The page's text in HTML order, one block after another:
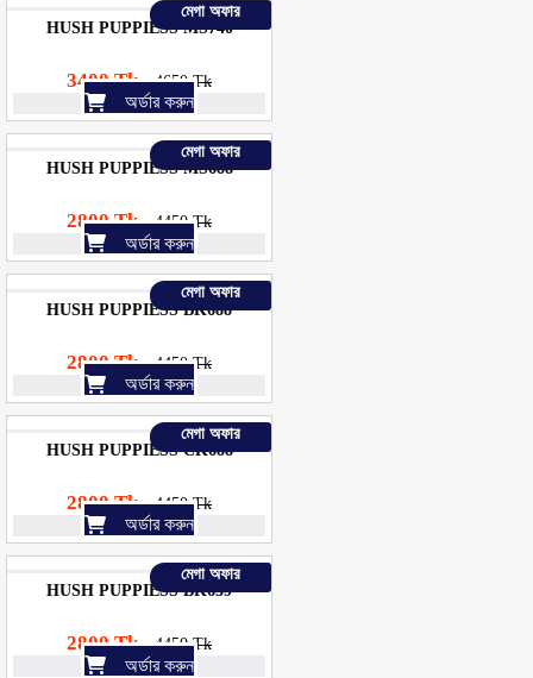
মেগা অফার
HUSH PUPPIESS MS740
3400 Tk 4650 Tk
অর্ডার করুন
মেগা অফার
HUSH PUPPIESS MS688
2800 Tk 4450 Tk
অর্ডার করুন
মেগা অফার
HUSH PUPPIESS BK688
2800 Tk 4450 Tk
অর্ডার করুন
মেগা অফার
HUSH PUPPIESS CK688
2800 Tk 4450 Tk
অর্ডার করুন
মেগা অফার
HUSH PUPPIESS BK639
2800 Tk 4450 Tk
অর্ডার করুন